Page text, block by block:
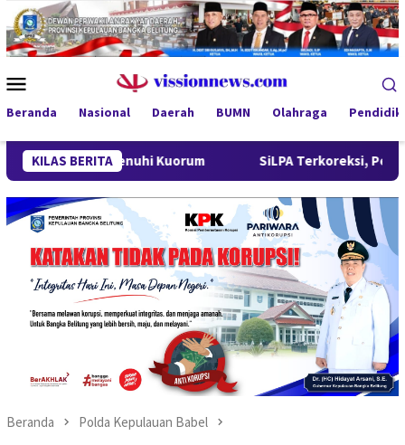
Loncat
ke
konten
Mobile
Beranda Nasional Daerah BUMN Olahraga
KILAS BERITA
Penuhi Kuorum SiLPA Terkoreksi, Pemprov Babel
Beranda Polda Kepulauan Babel